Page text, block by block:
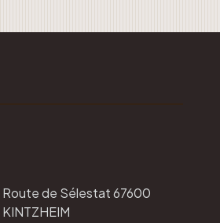
Route de Sélestat 67600
KINTZHEIM